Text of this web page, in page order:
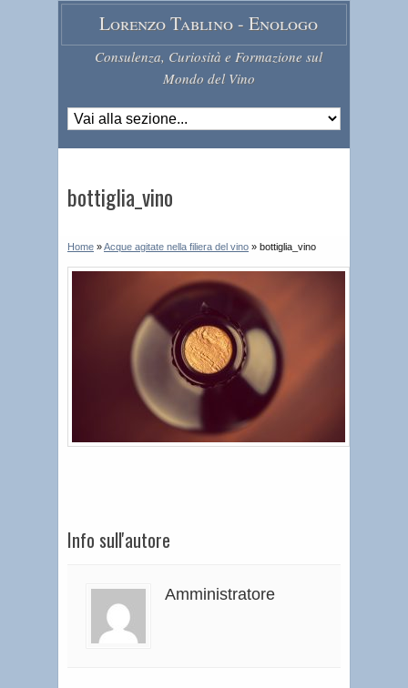
Lorenzo Tablino - Enologo
Consulenza, Curiosità e Formazione sul
Mondo del Vino
bottiglia_vino
Home »Acque agitate nella filiera del vino » bottiglia_vino
Info sull'autore
Amministratore